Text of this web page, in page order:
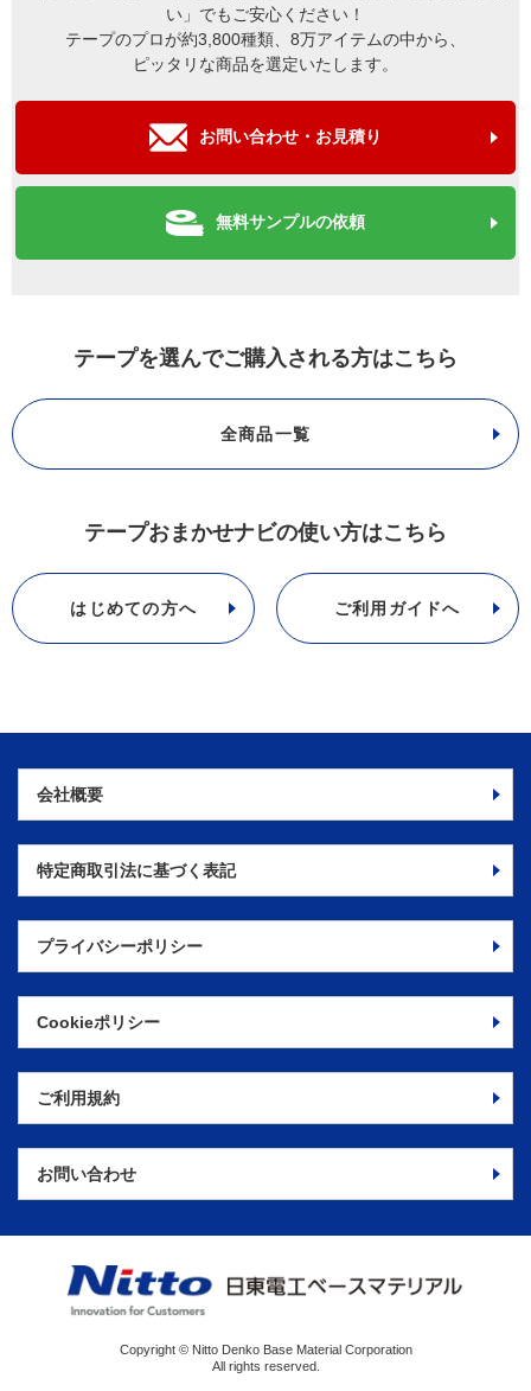
い」でもご安心ください！
テープのプロが約3,800種類、8万アイテムの中から、
ピッタリな商品を選定いたします。
お問い合わせ・お見積り
無料サンプルの依頼
テープを選んでご購入される方はこちら
全商品一覧
テープおまかせナビの使い方はこちら
はじめての方へ ご利用ガイドへ
会社概要
特定商取引法に基づく表記
プライバシーポリシー
Cookieポリシー
ご利用規約
お問い合わせ
Copyright © Nitto Denko Base Material Corporation
All rights reserved.